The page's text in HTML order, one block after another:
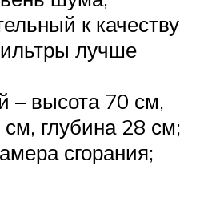
к качеству
лучше
– высота 70 см,
глубина 28 см;
сгорания;